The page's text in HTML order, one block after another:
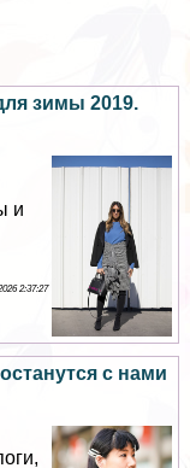
зимы 2019.
и
2:37:27
с нами